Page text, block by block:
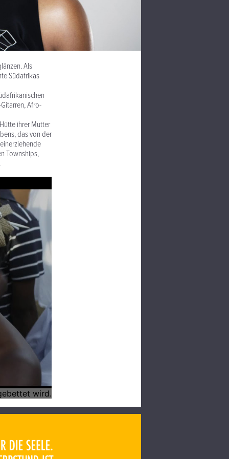
Als
Südafrikas
Afro-
ihrer Mutter
das von der
Townships,